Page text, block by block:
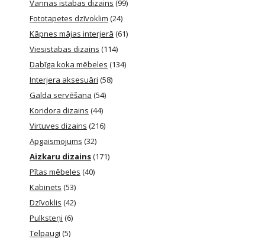
Vannas istabas dizains (99)
Fototapetes dzīvoklim (24)
Kāpnes mājas interjerā (61)
Viesistabas dizains (114)
Dabīga koka mēbeles (134)
Interjera aksesuāri (58)
Galda servēšana (54)
Koridora dizains (44)
Virtuves dizains (216)
Apgaismojums (32)
Aizkaru dizains(171)
Pītas mēbeles (40)
Kabinets (53)
Dzīvoklis (42)
Pulksteņi (6)
Telpaugi (5)